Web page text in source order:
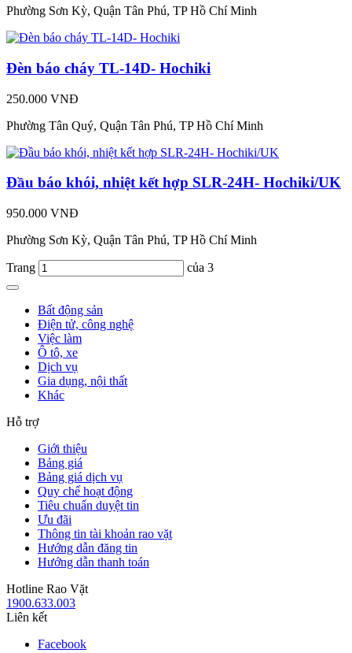
Phường Sơn Kỳ, Quận Tân Phú, TP Hồ Chí Minh
Đèn báo cháy TL-14D- Hochiki
250.000 VNĐ
Phường Tân Quý, Quận Tân Phú, TP Hồ Chí Minh
Đầu báo khói, nhiệt kết hợp SLR-24H- Hochiki/UK
950.000 VNĐ
Phường Sơn Kỳ, Quận Tân Phú, TP Hồ Chí Minh
Trang của 3
Bất động sản
Điện tử, công nghệ
Việc làm
Ô tô, xe
Dịch vụ
Gia dụng, nội thất
Khác
Hỗ trợ
Giới thiệu
Bảng giá
Bảng giá dịch vụ
Quy chế hoạt động
Tiêu chuẩn duyệt tin
Ưu đãi
Thông tin tài khoản rao vặt
Hướng dẫn đăng tin
Hướng dẫn thanh toán
Hotline Rao Vặt
1900.633.003
Liên kết
Facebook